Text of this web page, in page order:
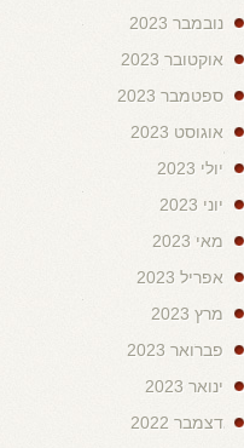
נובמבר 2023
אוקטובר 2023
ספטמבר 2023
אוגוסט 2023
יולי 2023
יוני 2023
מאי 2023
אפריל 2023
מרץ 2023
פברואר 2023
ינואר 2023
דצמבר 2022